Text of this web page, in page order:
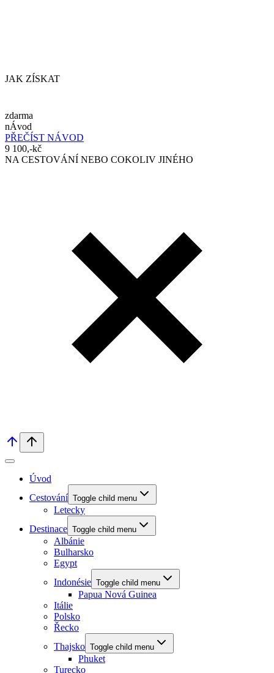
JAK ZÍSKAT
zdarma
nÁvod
PŘEČÍST NÁVOD
9 100,-kč
NA CESTOVÁNÍ NEBO COKOLIV JINÉHO
Úvod
Cestování Toggle child menu
Letecky
Destinace Toggle child menu
Albánie
Bulharsko
Egypt
Indonésie Toggle child menu
Papua Nová Guinea
Itálie
Polsko
Řecko
Thajsko Toggle child menu
Phuket
Turecko